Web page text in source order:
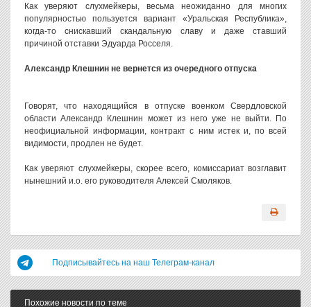
Как уверяют слухмейкеры, весьма неожиданно для многих
популярностью пользуется вариант «Уральская Республика»,
когда-то снискавший скандальную славу и даже ставший
причиной отставки Эдуарда Росселя.
Александр Клешнин не вернется из очередного отпуска
Говорят, что находящийся в отпуске военком Свердловской
области Александр Клешнин может из него уже не выйти. По
неофициальной информации, контракт с ним истек и, по всей
видимости, продлен не будет.
Как уверяют слухмейкеры, скорее всего, комиссариат возглавит
нынешний и.о. его руководителя Алексей Смоляков.
Подписывайтесь на наш Телеграм-канал
Похожие новости по теме